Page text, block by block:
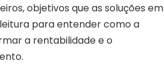
objetivos que as soluções em
para entender como a
a rentabilidade e o